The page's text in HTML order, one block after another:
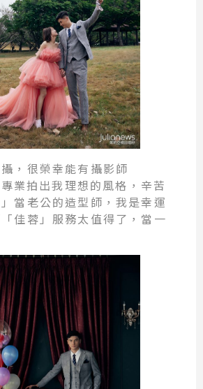
，很榮幸能有攝影師
業拍出我理想的風格，辛苦
當老公的造型師，我是幸運
佳蓉」服務太值得了，當一